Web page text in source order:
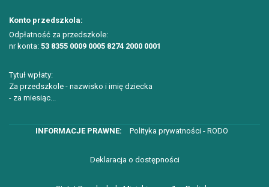
Konto przedszkola:
Odpłatność za przedszkole:
nr konta: 53 8355 0009 0005 8274 2000 0001
Tytuł wpłaty:
Za przedszkole - nazwisko i imię dziecka
- za miesiąc...
Polityka prywatności - RODO
Deklaracja o dostępności